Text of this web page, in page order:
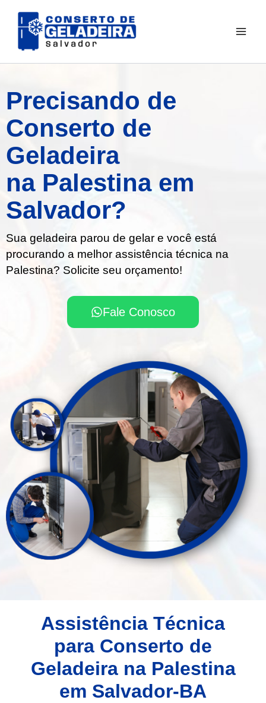
para
Precisando de
Conserto de
Geladeira
na Palestina em
Salvador?
Sua geladeira parou de gelar e você está
procurando a melhor assistência técnica na
Palestina? Solicite seu orçamento!
Fale Conosco
Assistência Técnica
para Conserto de
Geladeira na Palestina
em Salvador-BA